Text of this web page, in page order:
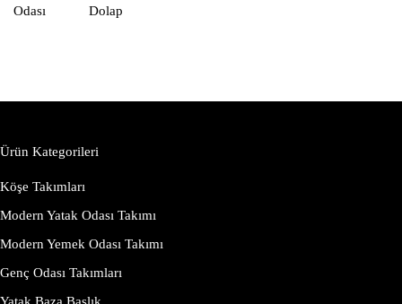
Odası
Dolap
Ürün Kategorileri
Köşe Takımları
Modern Yatak Odası Takımı
Modern Yemek Odası Takımı
Genç Odası Takımları